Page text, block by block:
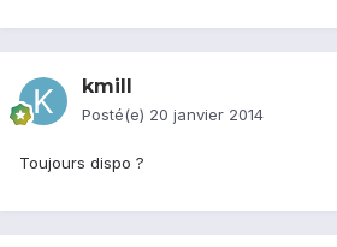
kmill
Posté(e) 20 janvier 2014
Toujours dispo ?